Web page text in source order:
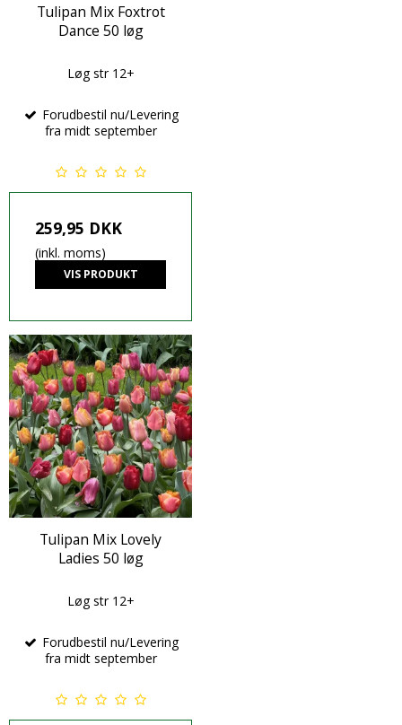
Tulipan Mix Foxtrot
Dance 50 løg
Løg str 12+
Forudbestil nu/Levering
fra midt september
259,95 DKK
(inkl. moms)
VIS PRODUKT
Tulipan Mix Lovely
Ladies 50 løg
Løg str 12+
Forudbestil nu/Levering
fra midt september